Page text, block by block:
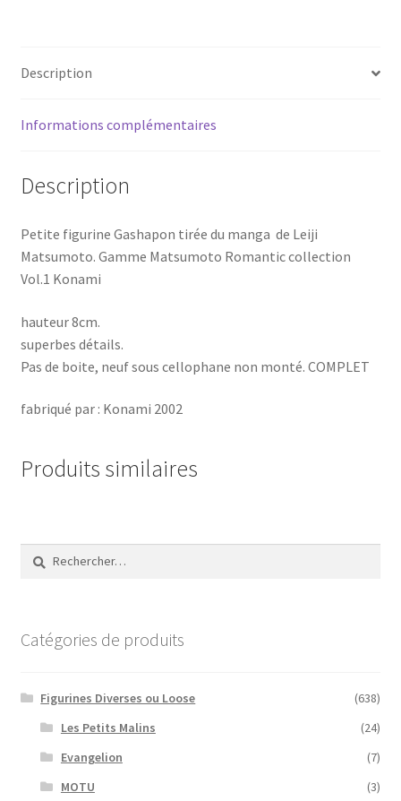
Description
Informations complémentaires
Description
Petite figurine Gashapon tirée du manga de Leiji
Matsumoto. Gamme Matsumoto Romantic collection
Vol.1 Konami
hauteur 8cm.
superbes détails.
Pas de boite, neuf sous cellophane non monté. COMPLET
fabriqué par : Konami 2002
Produits similaires
Catégories de produits
Figurines Diverses ou Loose
(638)
Les Petits Malins
(24)
Evangelion
(7)
MOTU
(3)